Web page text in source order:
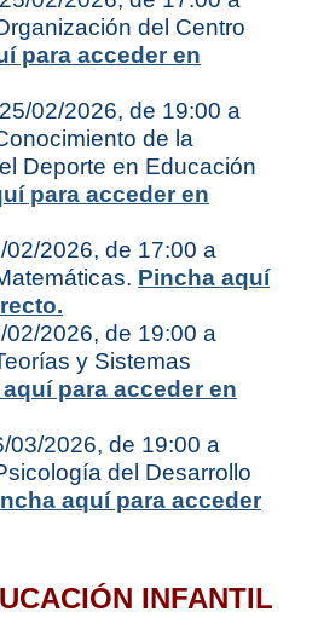
del Centro
para acceder en
02/2026, de 19:00 a
de la
Deporte en Educación
para acceder en
2026, de 17:00 a
Pincha aquí
2026, de 19:00 a
y Sistemas
para acceder en
03/2026, de 19:00 a
del Desarrollo
aquí para acceder
INFANTIL